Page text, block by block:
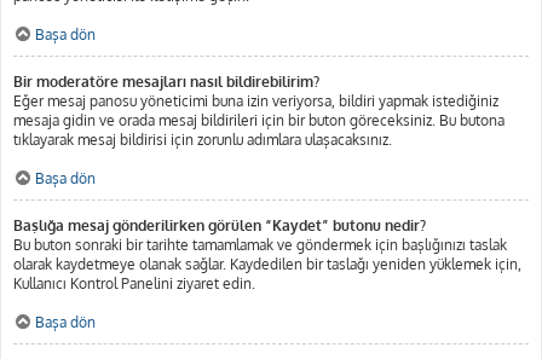
Başa dön
Bir moderatöre mesajları nasıl bildirebilirim?
Eğer mesaj panosu yöneticimi buna izin veriyorsa, bildiri yapmak istediğiniz
mesaja gidin ve orada mesaj bildirileri için bir buton göreceksiniz. Bu butona
tıklayarak mesaj bildirisi için zorunlu adımlara ulaşacaksınız.
Başa dön
Başlığa mesaj gönderilirken görülen “Kaydet” butonu nedir?
Bu buton sonraki bir tarihte tamamlamak ve göndermek için başlığınızı taslak
olarak kaydetmeye olanak sağlar. Kaydedilen bir taslağı yeniden yüklemek için,
Kullanıcı Kontrol Panelini ziyaret edin.
Başa dön